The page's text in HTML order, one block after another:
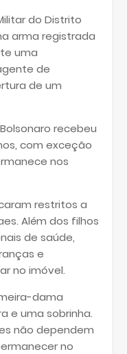
do Distrito
arma registrada
uma
de
de um
recebeu
com exceção
nos
restritos a
Além dos filhos
de saúde,
e
no imóvel.
dama
e uma sobrinha.
não dependem
no